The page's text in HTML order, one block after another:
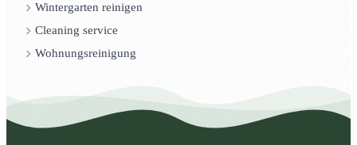
Wintergarten reinigen
Cleaning service
Wohnungsreinigung